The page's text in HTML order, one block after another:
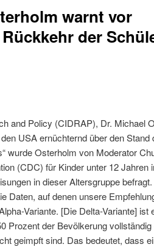
warnt vor
der
and Policy (CIDRAP), Dr. Michael
USA ernüchternd über den
wurde Osterholm von Moderator
(CDC) für Kinder unter 12 Jahren
in dieser Altersgruppe
auf denen unsere
Variante. [Die Delta-Variante] ist
Prozent der Bevölkerung
geimpft sind. Das bedeutet, dass